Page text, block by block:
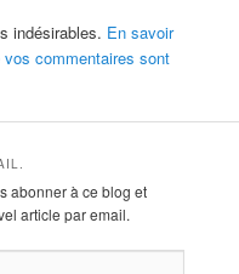
indésirables. En savoir
commentaires sont
abonner à ce blog et
article par email.